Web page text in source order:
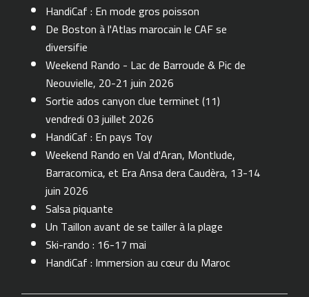
HandiCaf : En mode gros poisson
De Boston à l'Atlas marocain le CAF se
diversifie
Weekend Rando - Lac de Barroude & Pic de
Neouvielle, 20-21 juin 2026
Sortie ados canyon clue terminet (11)
vendredi 03 juillet 2026
HandiCaf : En pays Toy
Weekend Rando en Val d'Aran, Montlude,
Barracomica, et Era Ansa dera Caudèra, 13-14
juin 2026
Salsa piquante
Un Taillon avant de se tailler à la plage
Ski-rando : 16-17 mai
HandiCaf : Immersion au cœur du Maroc